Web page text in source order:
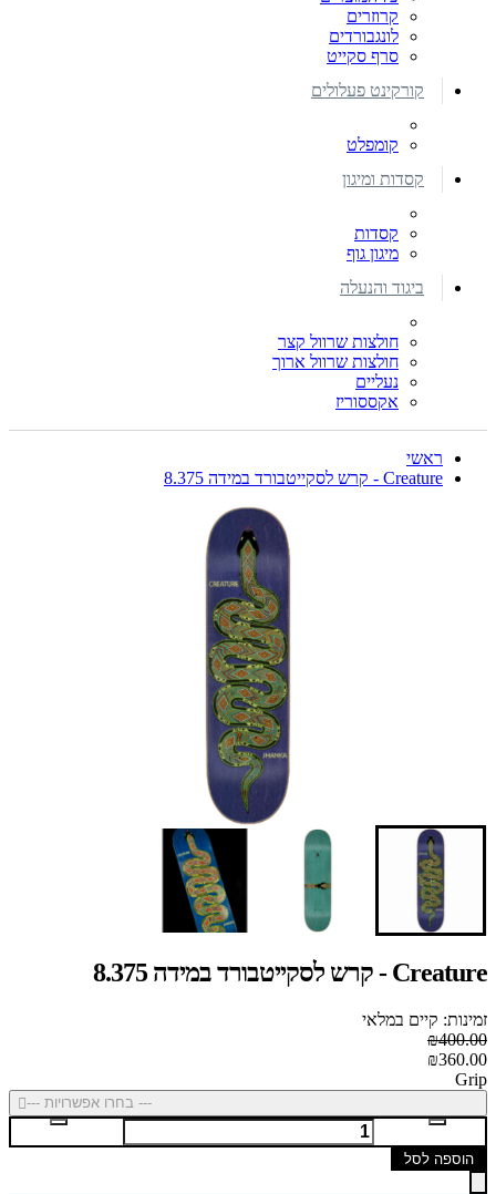
קרוזרים
לונגבורדים
סרף סקייט
קורקינט פעלולים
קומפלט
קסדות ומיגון
קסדות
מיגון גוף
ביגוד והנעלה
חולצות שרוול קצר
חולצות שרוול ארוך
נעליים
אקססוריז
ראשי
Creature - קרש לסקייטבורד במידה 8.375
Creature - קרש לסקייטבורד במידה 8.375
זמינות: קיים במלאי
₪400.00
₪360.00
Grip
--- בחרו אפשרויות ---
הוספה לסל